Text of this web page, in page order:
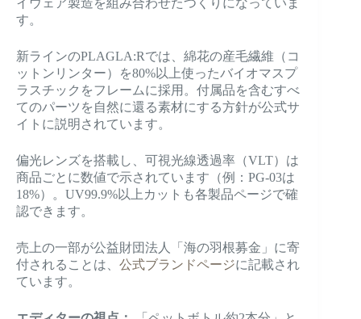
イウェア製造を組み合わせたつくりになっていま
す。
新ラインのPLAGLA:Rでは、綿花の産毛繊維（コ
ットンリンター）を80%以上使ったバイオマスプ
ラスチックをフレームに採用。付属品を含むすべ
てのパーツを自然に還る素材にする方針が公式サ
イトに説明されています。
偏光レンズを搭載し、可視光線透過率（VLT）は
商品ごとに数値で示されています（例：PG-03は
18%）。UV99.9%以上カットも各製品ページで確
認できます。
売上の一部が公益財団法人「海の羽根募金」に寄
付されることは、 公式ブランドページに記載され
ています。